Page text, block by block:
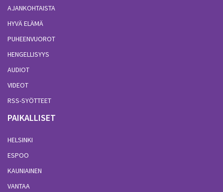
AJANKOHTAISTA
HYVÄ ELÄMÄ
PUHEENVUOROT
HENGELLISYYS
AUDIOT
VIDEOT
RSS-SYÖTTEET
PAIKALLISET
HELSINKI
ESPOO
KAUNIAINEN
VANTAA